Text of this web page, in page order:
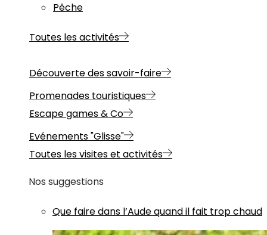
Pêche
Toutes les activités
Découverte des savoir-faire
Promenades touristiques
Escape games & Co
Evénements "Glisse"
Toutes les visites et activités
Nos suggestions
Que faire dans l’Aude quand il fait trop chaud